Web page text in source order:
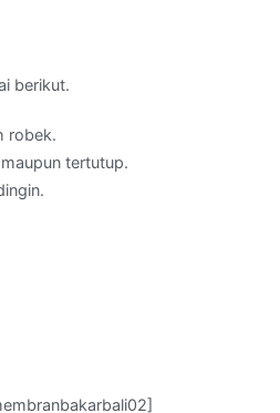
berikut.
robek.
tertutup.